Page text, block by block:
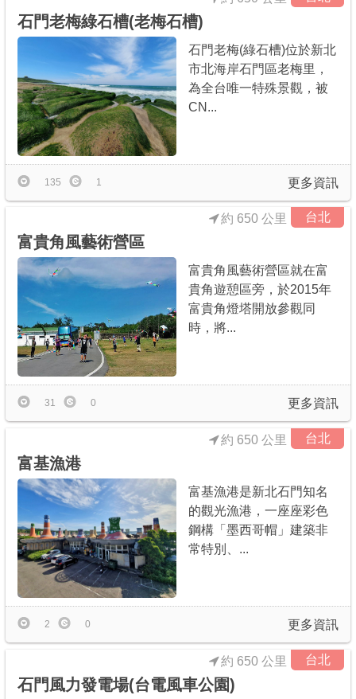
石門老梅綠石槽(老梅石槽)
石門老梅(綠石槽)位於新北
市北海岸石門區老梅里，
為全台唯一特殊景觀，被
CN...
更多資訊
135 1
台北
約 650 公里
富貴角風藝術營區
富貴角風藝術營區就在富
貴角遊憩區旁，於2015年
富貴角燈塔開放參觀同
時，將...
更多資訊
31 0
台北
約 650 公里
富基漁港
富基漁港是新北石門知名
的觀光漁港，一座座彩色
鋼構「墨西哥帽」建築非
常特別、...
更多資訊
2 0
台北
約 650 公里
石門風力發電場(台電風車公園)